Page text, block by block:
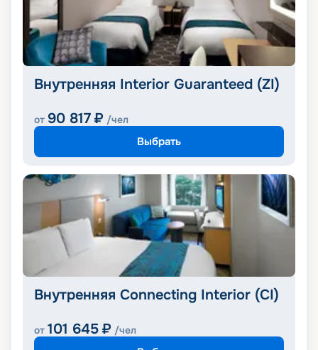
Внутренняя Interior Guaranteed (ZI)
от 90 817 ₽ /чел
Выбрать
Внутренняя Connecting Interior (CI)
от 101 645 ₽ /чел